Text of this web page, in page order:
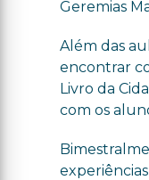
Geremias
Além das
encontrar
Livro da
com os